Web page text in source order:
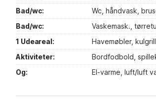
Bad/wc:
Wc, håndvask,
Bad/wc:
Vaskemask.,
1 Udeareal:
Havemøbler, kulgrill
Aktiviteter:
Bordfodbold,
Og:
El-varme, luft/luft